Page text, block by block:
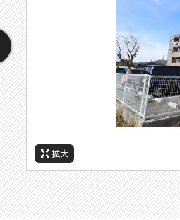
拡大
拡大
拡大
拡大
拡大
拡大
拡大